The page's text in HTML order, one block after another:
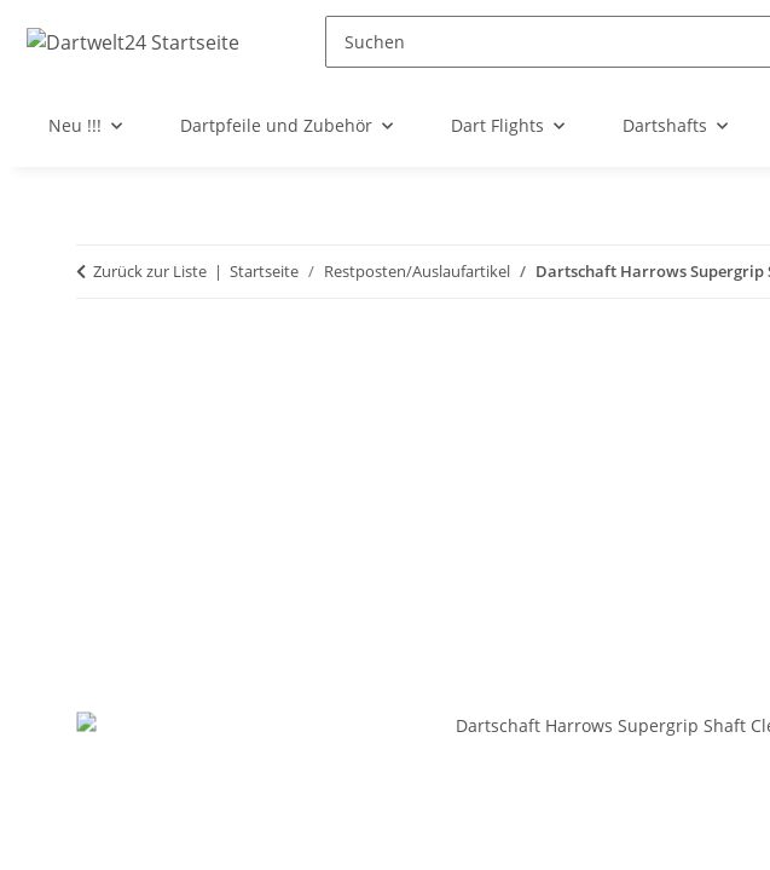
Neu !!! Dartpfeile und Zubehör Dart Flights Dartshafts
Zurück zur Liste Startseite Restposten/Auslaufartikel Dartschaft Harrows Supergrip